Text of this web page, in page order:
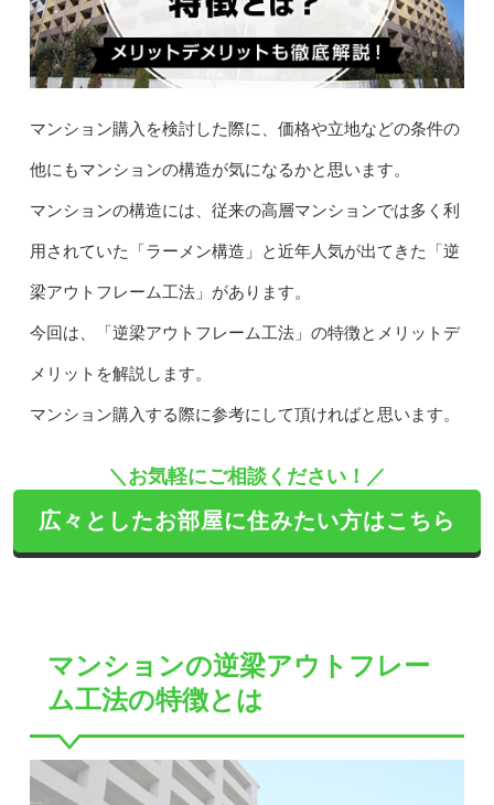
マンション購入を検討した際に、価格や立地などの条件の
他にもマンションの構造が気になるかと思います。
マンションの構造には、従来の高層マンションでは多く利
用されていた「ラーメン構造」と近年人気が出てきた「逆
梁アウトフレーム工法」があります。
今回は、「逆梁アウトフレーム工法」の特徴とメリットデ
メリットを解説します。
マンション購入する際に参考にして頂ければと思います。
＼お気軽にご相談ください！／
広々としたお部屋に住みたい方はこちら
マンションの逆梁アウトフレー
ム工法の特徴とは